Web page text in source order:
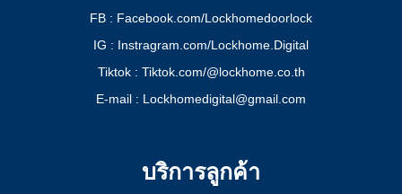
FB : Facebook.com/Lockhomedoorlock
IG : Instragram.com/Lockhome.Digital
Tiktok : Tiktok.com/@lockhome.co.th
E-mail : Lockhomedigital@gmail.com
บริการลูกค้า